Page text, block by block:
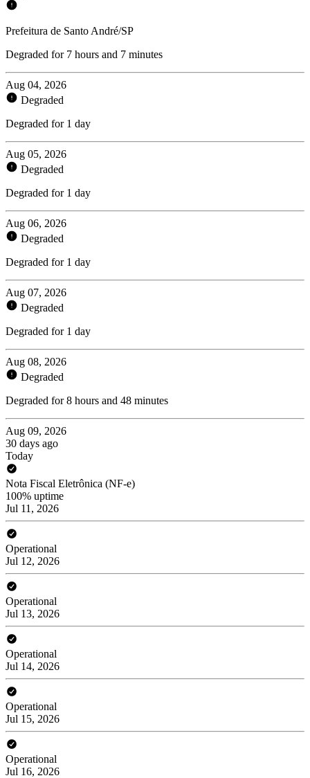
Prefeitura de Santo André/SP
Degraded for 7 hours and 7 minutes
Aug 04, 2026
Degraded
Degraded for 1 day
Aug 05, 2026
Degraded
Degraded for 1 day
Aug 06, 2026
Degraded
Degraded for 1 day
Aug 07, 2026
Degraded
Degraded for 1 day
Aug 08, 2026
Degraded
Degraded for 8 hours and 48 minutes
Aug 09, 2026
30 days ago
Today
Nota Fiscal Eletrônica (NF-e)
100% uptime
Jul 11, 2026
Operational
Jul 12, 2026
Operational
Jul 13, 2026
Operational
Jul 14, 2026
Operational
Jul 15, 2026
Operational
Jul 16, 2026